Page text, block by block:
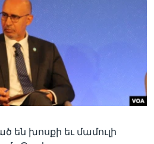
են խոսքի եւ մամուլի